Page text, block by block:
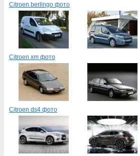
Citroen berlingo фото
Citroen xm фото
Citroen ds4 фото